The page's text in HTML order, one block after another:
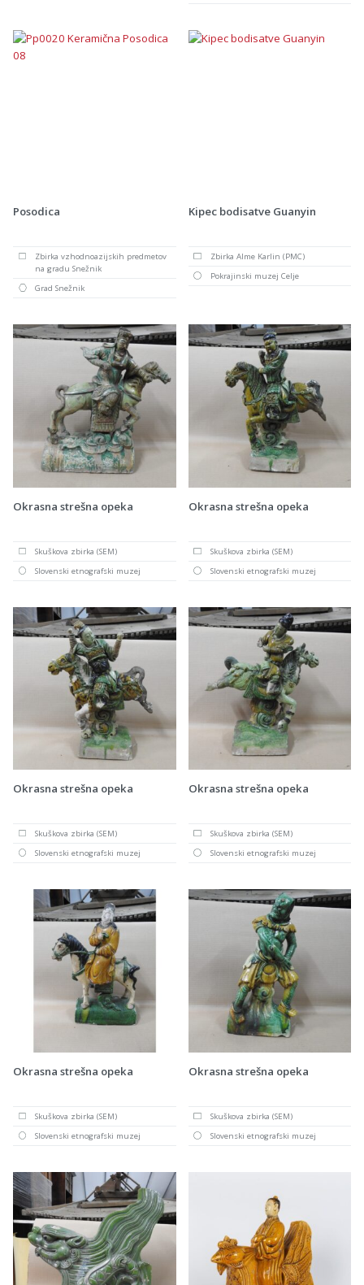
Posodica
Zbirka vzhodnoazijskih predmetov
na gradu Snežnik
Grad Snežnik
Kipec bodisatve Guanyin
Zbirka Alme Karlin (PMC)
Pokrajinski muzej Celje
Okrasna strešna opeka
Skuškova zbirka (SEM)
Slovenski etnografski muzej
Okrasna strešna opeka
Skuškova zbirka (SEM)
Slovenski etnografski muzej
Okrasna strešna opeka
Skuškova zbirka (SEM)
Slovenski etnografski muzej
Okrasna strešna opeka
Skuškova zbirka (SEM)
Slovenski etnografski muzej
Okrasna strešna opeka
Skuškova zbirka (SEM)
Slovenski etnografski muzej
Okrasna strešna opeka
Skuškova zbirka (SEM)
Slovenski etnografski muzej